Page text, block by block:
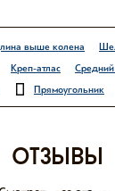
выше колена
Креп-атлас
Прямоугольник
отзывы